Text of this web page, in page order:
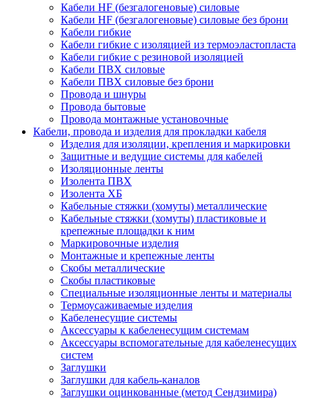
Кабели HF (безгалогеновые) силовые
Кабели HF (безгалогеновые) силовые без брони
Кабели гибкие
Кабели гибкие с изоляцией из термоэластопласта
Кабели гибкие с резиновой изоляцией
Кабели ПВХ силовые
Кабели ПВХ силовые без брони
Провода и шнуры
Провода бытовые
Провода монтажные установочные
Кабели, провода и изделия для прокладки кабеля
Изделия для изоляции, крепления и маркировки
Защитные и ведущие системы для кабелей
Изоляционные ленты
Изолента ПВХ
Изолента ХБ
Кабельные стяжки (хомуты) металлические
Кабельные стяжки (хомуты) пластиковые и
крепежные площадки к ним
Маркировочные изделия
Монтажные и крепежные ленты
Скобы металлические
Скобы пластиковые
Специальные изоляционные ленты и материалы
Термоусаживаемые изделия
Кабеленесущие системы
Аксессуары к кабеленесущим системам
Аксессуары вспомогательные для кабеленесущих
систем
Заглушки
Заглушки для кабель-каналов
Заглушки оцинкованные (метод Сендзимира)